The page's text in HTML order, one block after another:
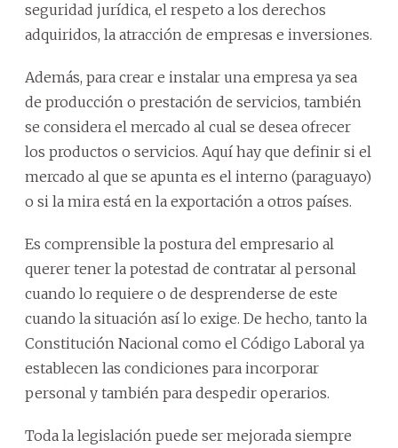
seguridad jurídica, el respeto a los derechos
adquiridos, la atracción de empresas e inversiones.
Además, para crear e instalar una empresa ya sea
de producción o prestación de servicios, también
se considera el mercado al cual se desea ofrecer
los productos o servicios. Aquí hay que definir si el
mercado al que se apunta es el interno (paraguayo)
o si la mira está en la exportación a otros países.
Es comprensible la postura del empresario al
querer tener la potestad de contratar al personal
cuando lo requiere o de desprenderse de este
cuando la situación así lo exige. De hecho, tanto la
Constitución Nacional como el Código Laboral ya
establecen las condiciones para incorporar
personal y también para despedir operarios.
Toda la legislación puede ser mejorada siempre